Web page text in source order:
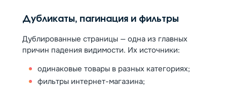
Дубликаты, пагинация и фильтры
Дублированные страницы — одна из главных
причин падения видимости. Их источники:
одинаковые товары в разных категориях;
фильтры интернет-магазина;